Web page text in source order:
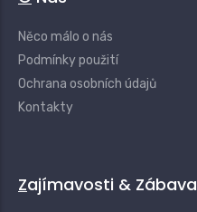
Něco málo o nás
Podmínky použití
Ochrana osobních údajů
Kontakty
Zajímavosti & Zábava